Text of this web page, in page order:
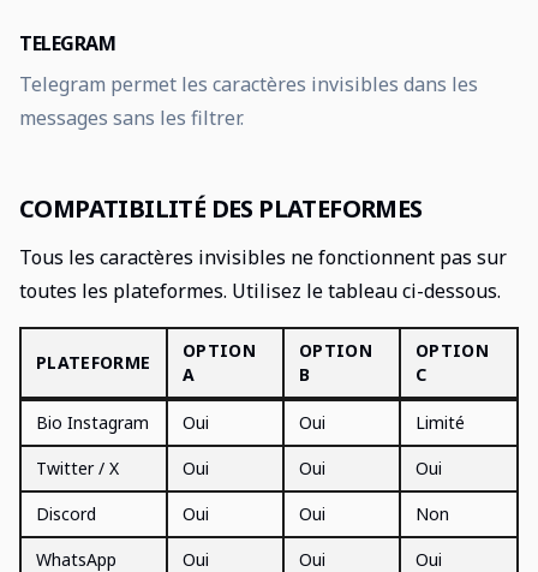
TELEGRAM
Telegram permet les caractères invisibles dans les
messages sans les filtrer.
COMPATIBILITÉ DES PLATEFORMES
Tous les caractères invisibles ne fonctionnent pas sur
toutes les plateformes. Utilisez le tableau ci-dessous.
Compatibilité des Plateformes
PLATEFORME
OPTION
A
OPTION
B
OPTION
C
Bio Instagram Oui Oui
Limité
Twitter / X
Oui Oui
Oui
Discord
Oui Oui
Non
WhatsApp
Oui Oui
Oui